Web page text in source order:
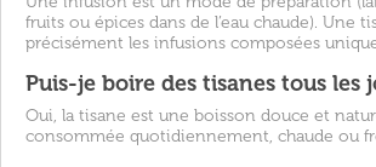
fruits ou épices dans de l’eau chaude). Une
précisément les infusions composées
Puis-je boire des tisanes tous les
Oui, la tisane est une boisson douce et
consommée quotidiennement, chaude ou